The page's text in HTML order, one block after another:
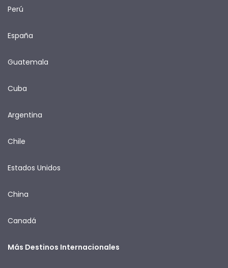
Perú
España
Guatemala
Cuba
Argentina
Chile
Estados Unidos
China
Canadá
Más Destinos Internacionales